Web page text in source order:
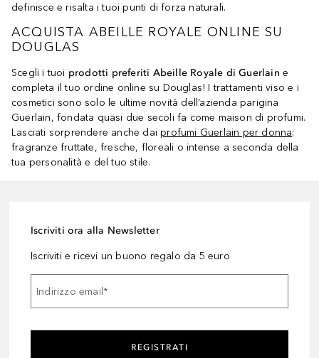
definisce e risalta i tuoi punti di forza naturali.
ACQUISTA ABEILLE ROYALE ONLINE SU
DOUGLAS
Scegli i tuoi prodotti preferiti Abeille Royale di Guerlain e
completa il tuo ordine online su Douglas! I trattamenti viso e i
cosmetici sono solo le ultime novità dell’azienda parigina
Guerlain, fondata quasi due secoli fa come maison di profumi.
Lasciati sorprendere anche daiprofumi Guerlain per donna:
fragranze fruttate, fresche, floreali o intense a seconda della
tua personalità e del tuo stile.
Iscriviti ora alla Newsletter
Iscriviti e ricevi un buono regalo da 5 euro
Indirizzo email *
REGISTRATI